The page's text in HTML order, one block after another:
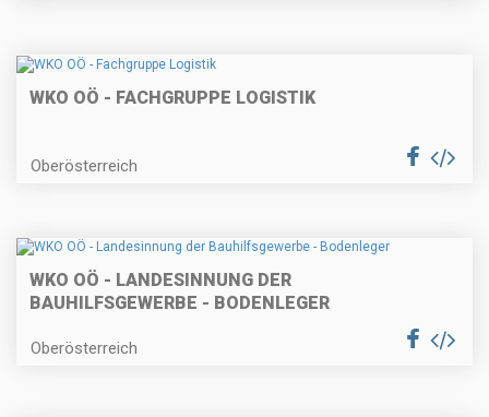
WKO OÖ - FACHGRUPPE LOGISTIK
Oberösterreich
WKO OÖ - LANDESINNUNG DER
BAUHILFSGEWERBE - BODENLEGER
Oberösterreich